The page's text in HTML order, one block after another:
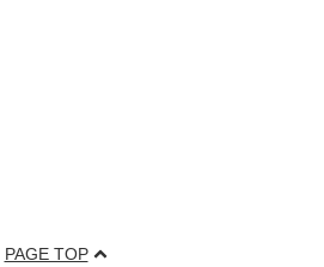
PAGE TOP